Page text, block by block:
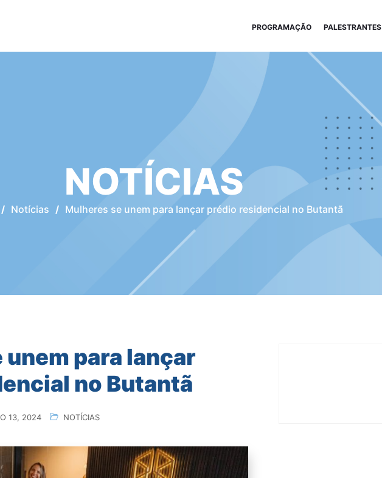
PROGRAMAÇÃO PALESTRANTES
NOTÍCIAS
/ Notícias / Mulheres se unem para lançar prédio residencial no Butantã
para lançar
no Butantã
13, 2024 NOTÍCIAS